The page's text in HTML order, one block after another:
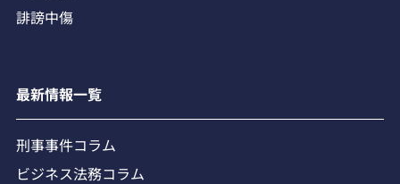
誹謗中傷
最新情報一覧
刑事事件コラム
ビジネス法務コラム